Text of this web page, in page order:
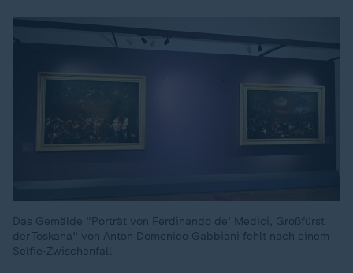
Das Gemälde "Porträt von Ferdinando de' Medici, Großfürst
der Toskana" von Anton Domenico Gabbiani fehlt nach einem
Selfie-Zwischenfall